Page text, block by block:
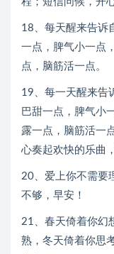
18、每天醒来告诉
一点，脾气小一点
点，脑筋活一点。
19、每一天醒来告
巴甜一点，脾气小
露一点，脑筋活一
心奏起欢快的乐曲
20、爱上你不需要
不够，早安！
21、春天倚着你幻
熟，冬天倚着你思